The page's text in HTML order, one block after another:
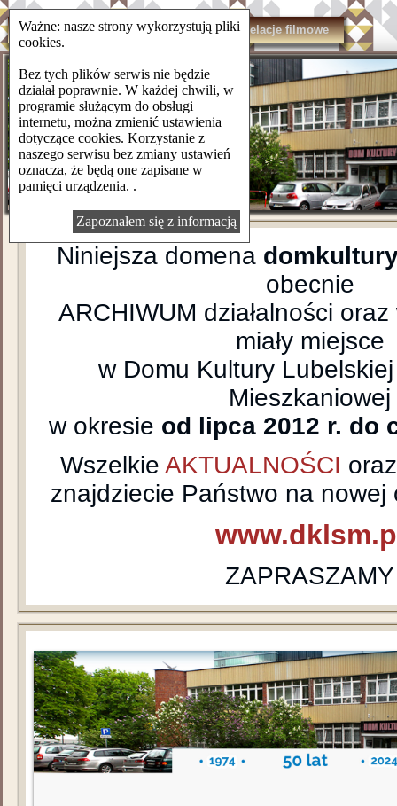
domkulturylsm.pl Kontakt Relacje filmowe
Niniejsza domena
obecnie
ARCHIWUM działalności
miały miejsce
w Domu Kultury Lubelskiej
Mieszkaniowej
w okresie od lipca 2012 r. do
WszelkieAKTUALNOŚCI
znajdziecie Państwo na nowej
ZAPRASZAMY
Ważne: nasze strony wykorzystują pliki
cookies.
Bez tych plików serwis nie będzie
działał poprawnie. W każdej chwili, w
programie służącym do obsługi
internetu, można zmienić ustawienia
dotyczące cookies. Korzystanie z
naszego serwisu bez zmiany ustawień
oznacza, że będą one zapisane w
pamięci urządzenia. .
Zapoznałem się z informacją